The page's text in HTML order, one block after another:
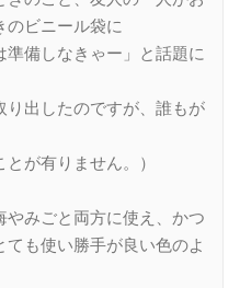
のビニール袋に
準備しなきゃー」と話題に
り出したのですが、誰もが
が有りません。）
やみごと両方に使え、かつ
も使い勝手が良い色のよ